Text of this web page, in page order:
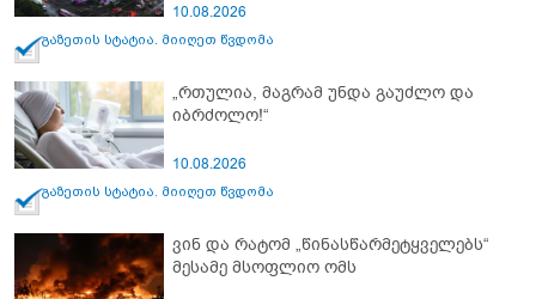
10.08.2026
გაზეთის სტატია. მიიღეთ წვდომა
„რთულია, მაგრამ უნდა გაუძლო და
იბრძოლო!“
10.08.2026
გაზეთის სტატია. მიიღეთ წვდომა
ვინ და რატომ „წინასწარმეტყველებს“
მესამე მსოფლიო ომს